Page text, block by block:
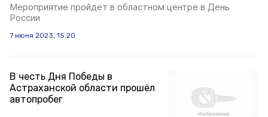
Мероприятие пройдёт в областном центре в День
России
7 июня 2023, 15:20
В честь Дня Победы в
Астраханской области прошёл
автопробег